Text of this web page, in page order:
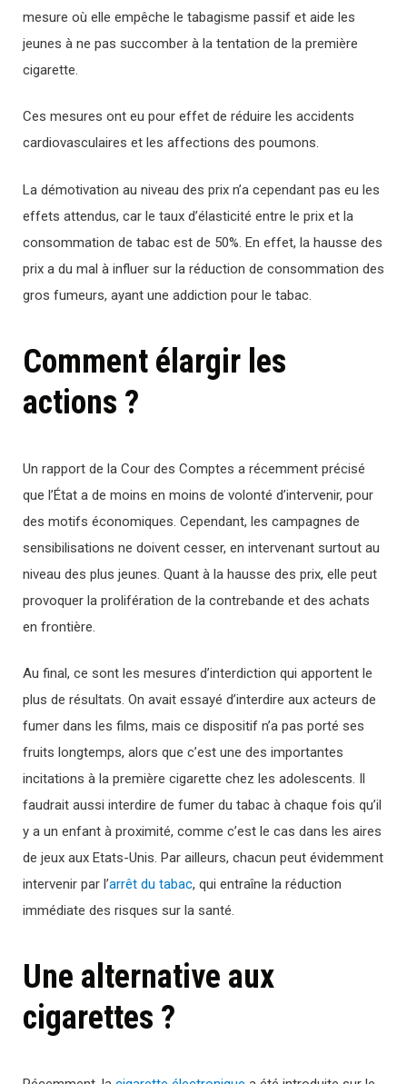
mesure où elle empêche le tabagisme passif et aide les
jeunes à ne pas succomber à la tentation de la première
cigarette.
Ces mesures ont eu pour effet de réduire les accidents
cardiovasculaires et les affections des poumons.
La démotivation au niveau des prix n’a cependant pas eu les
effets attendus, car le taux d’élasticité entre le prix et la
consommation de tabac est de 50%. En effet, la hausse des
prix a du mal à influer sur la réduction de consommation des
gros fumeurs, ayant une addiction pour le tabac.
Comment élargir les
actions ?
Un rapport de la Cour des Comptes a récemment précisé
que l’État a de moins en moins de volonté d’intervenir, pour
des motifs économiques. Cependant, les campagnes de
sensibilisations ne doivent cesser, en intervenant surtout au
niveau des plus jeunes. Quant à la hausse des prix, elle peut
provoquer la prolifération de la contrebande et des achats
en frontière.
Au final, ce sont les mesures d’interdiction qui apportent le
plus de résultats. On avait essayé d’interdire aux acteurs de
fumer dans les films, mais ce dispositif n’a pas porté ses
fruits longtemps, alors que c’est une des importantes
incitations à la première cigarette chez les adolescents. Il
faudrait aussi interdire de fumer du tabac à chaque fois qu’il
y a un enfant à proximité, comme c’est le cas dans les aires
de jeux aux Etats-Unis. Par ailleurs, chacun peut évidemment
intervenir par l’arrêt du tabac, qui entraîne la réduction
immédiate des risques sur la santé.
Une alternative aux
cigarettes ?